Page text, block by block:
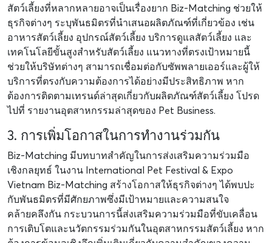
สัตว์เลี้ยงที่หลากหลายอาจเป็นเรื่องยาก Biz-Matching ช่วยให้
ธุรกิจต่างๆ ระบุพันธมิตรที่นำเสนอผลิตภัณฑ์ที่เกี่ยวข้อง เช่น
อาหารสัตว์เลี้ยง อุปกรณ์สัตว์เลี้ยง บริการดูแลสัตว์เลี้ยง และ
เทคโนโลยีขั้นสูงสำหรับสัตว์เลี้ยง แนวทางที่ตรงเป้าหมายนี้
ช่วยให้บริษัทต่างๆ สามารถเชื่อมต่อกับซัพพลายเออร์และผู้ให้
บริการที่ตรงกับความต้องการได้อย่างมีประสิทธิภาพ หาก
ต้องการติดตามเทรนด์ล่าสุดเกี่ยวกับผลิตภัณฑ์สัตว์เลี้ยง โปรด
ไปที่ รายงานอุตสาหกรรมล่าสุดของ Pet Business.
3. การเพิ่มโอกาสในการทำงานร่วมกัน
Biz-Matching มีบทบาทสำคัญในการส่งเสริมความร่วมมือ
เชิงกลยุทธ์ ในงาน International Pet Festival & Expo
Vietnam Biz-Matching สร้างโอกาสให้ธุรกิจต่างๆ ได้พบปะ
กับพันธมิตรที่มีศักยภาพซึ่งมีเป้าหมายและความสนใจ
คล้ายคลึงกัน กระบวนการนี้ส่งเสริมความร่วมมือที่ขับเคลื่อน
การเติบโตและนวัตกรรมร่วมกันในอุตสาหกรรมสัตว์เลี้ยง หาก